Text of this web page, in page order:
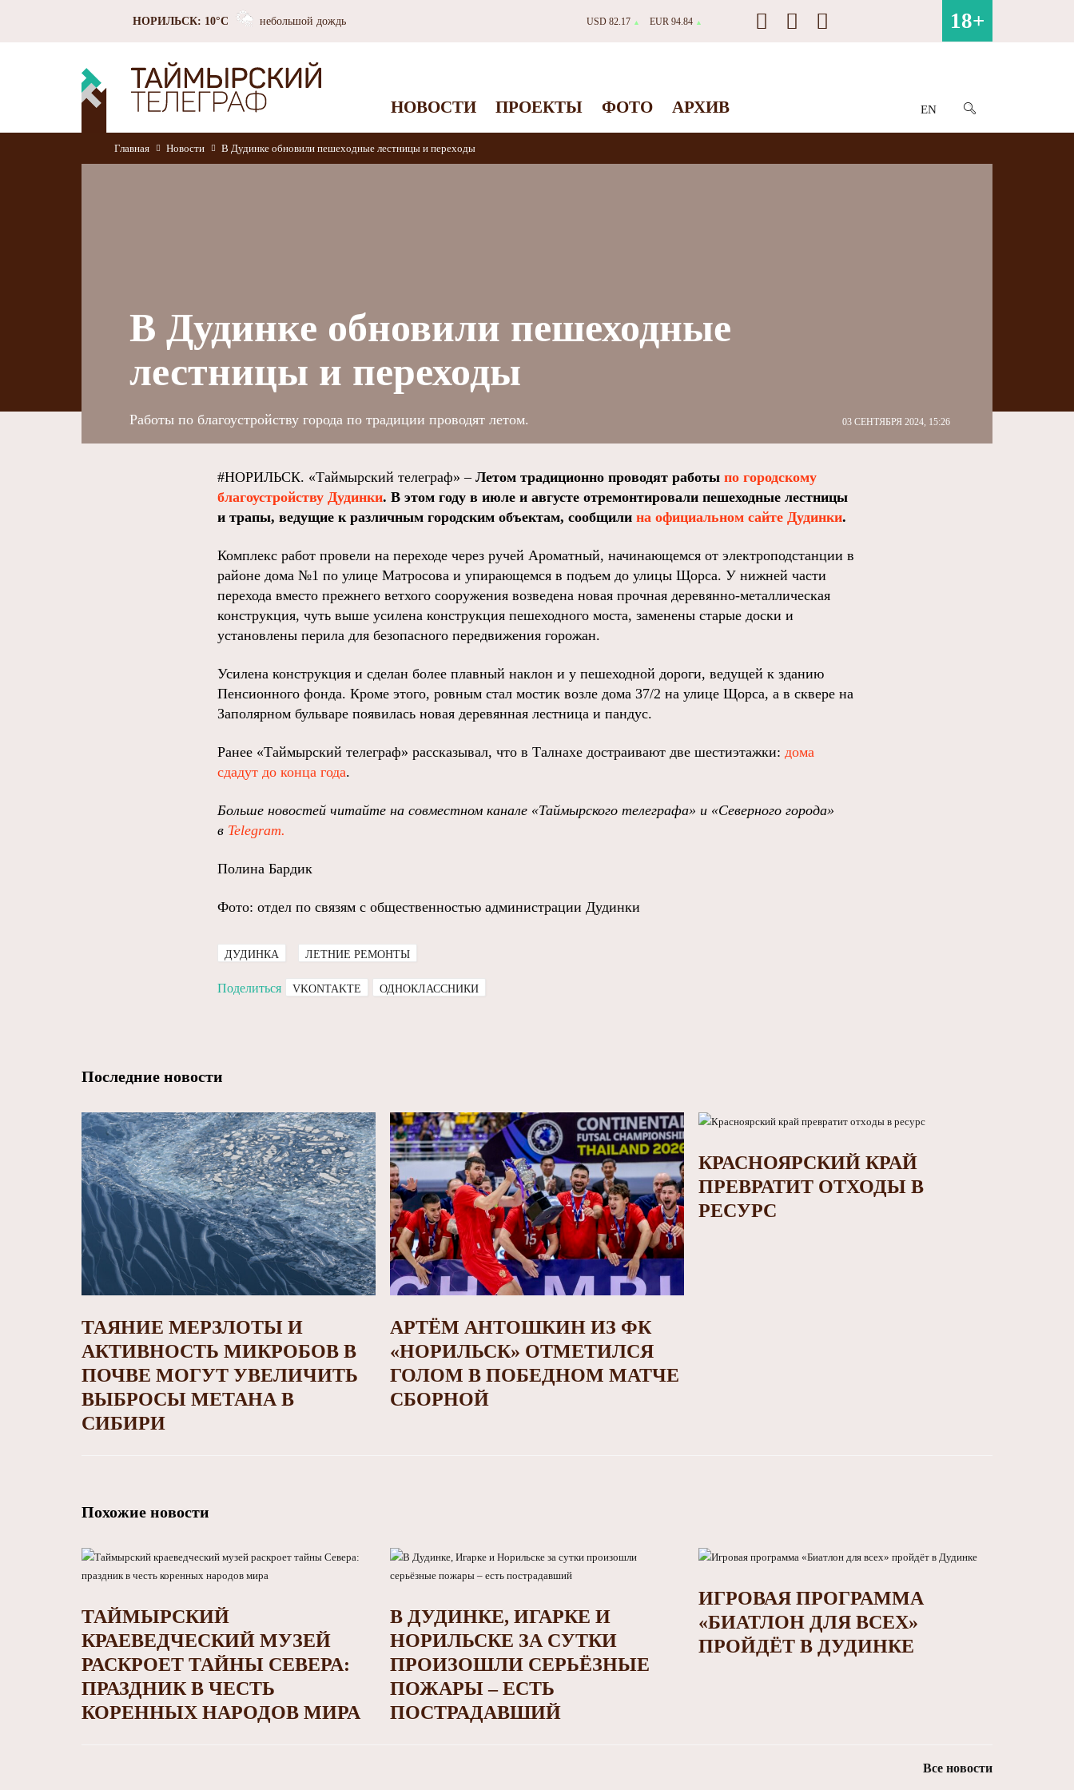
НОРИЛЬСК: 10°C небольшой дождь USD 82.17 ▲ EUR 94.84 ▲ 18+
НОВОСТИ ПРОЕКТЫ ФОТО АРХИВ EN
Главная Новости В Дудинке обновили пешеходные лестницы и переходы
В Дудинке обновили пешеходные
лестницы и переходы
03 СЕНТЯБРЯ 2024, 15:26
Работы по благоустройству города по традиции проводят летом.
#НОРИЛЬСК. «Таймырский телеграф» – Летом традиционно проводят работы по городскому
благоустройству Дудинки. В этом году в июле и августе отремонтировали пешеходные лестницы
и трапы, ведущие к различным городским объектам, сообщили на официальном сайте Дудинки.
Комплекс работ провели на переходе через ручей Ароматный, начинающемся от электроподстанции в
районе дома №1 по улице Матросова и упирающемся в подъем до улицы Щорса. У нижней части
перехода вместо прежнего ветхого сооружения возведена новая прочная деревянно-металлическая
конструкция, чуть выше усилена конструкция пешеходного моста, заменены старые доски и
установлены перила для безопасного передвижения горожан.
Усилена конструкция и сделан более плавный наклон и у пешеходной дороги, ведущей к зданию
Пенсионного фонда. Кроме этого, ровным стал мостик возле дома 37/2 на улице Щорса, а в сквере на
Заполярном бульваре появилась новая деревянная лестница и пандус.
Ранее «Таймырский телеграф» рассказывал, что в Талнахе достраивают две шестиэтажки: дома
сдадут до конца года.
Больше новостей читайте на совместном канале «Таймырского телеграфа» и «Северного города»
в Telegram.
Полина Бардик
Фото: отдел по связям с общественностью администрации Дудинки
ДУДИНКА ЛЕТНИЕ РЕМОНТЫ
Поделиться VKONTAKTE ОДНОКЛАССНИКИ
Последние новости
ТАЯНИЕ МЕРЗЛОТЫ И
АКТИВНОСТЬ МИКРОБОВ В
ПОЧВЕ МОГУТ УВЕЛИЧИТЬ
ВЫБРОСЫ МЕТАНА В
СИБИРИ
АРТЁМ АНТОШКИН ИЗ ФК
«НОРИЛЬСК» ОТМЕТИЛСЯ
ГОЛОМ В ПОБЕДНОМ МАТЧЕ
СБОРНОЙ
КРАСНОЯРСКИЙ КРАЙ
ПРЕВРАТИТ ОТХОДЫ В
РЕСУРС
Похожие новости
ТАЙМЫРСКИЙ
КРАЕВЕДЧЕСКИЙ МУЗЕЙ
РАСКРОЕТ ТАЙНЫ СЕВЕРА:
ПРАЗДНИК В ЧЕСТЬ
КОРЕННЫХ НАРОДОВ МИРА
В ДУДИНКЕ, ИГАРКЕ И
НОРИЛЬСКЕ ЗА СУТКИ
ПРОИЗОШЛИ СЕРЬЁЗНЫЕ
ПОЖАРЫ – ЕСТЬ
ПОСТРАДАВШИЙ
ИГРОВАЯ ПРОГРАММА
«БИАТЛОН ДЛЯ ВСЕХ»
ПРОЙДЁТ В ДУДИНКЕ
Все новости